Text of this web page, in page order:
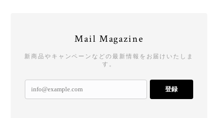
Mail Magazine
新商品やキャンペーンなどの最新情報をお届けいたしま
す。
登録